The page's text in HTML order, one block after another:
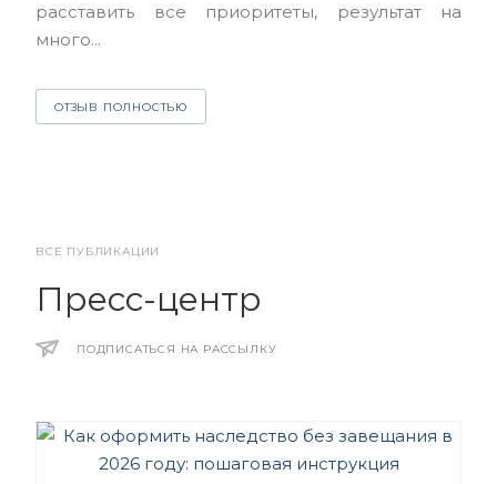
расставить все приоритеты, результат на
много...
ОТЗЫВ ПОЛНОСТЬЮ
ВСЕ ПУБЛИКАЦИИ
Пресс-центр
ПОДПИСАТЬСЯ НА РАССЫЛКУ